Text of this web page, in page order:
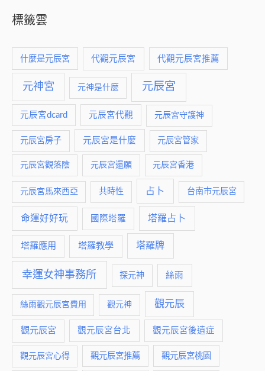
標籤雲
什麼是元辰宮 代觀元辰宮 代觀元辰宮推薦
元神宮 元神是什麼 元辰宮
元辰宮dcard 元辰宮代觀 元辰宮守護神
元辰宮房子 元辰宮是什麼 元辰宮管家
元辰宮觀落陰 元辰宮還願 元辰宮香港
元辰宮馬來西亞 共時性 占卜 台南市元辰宮
命運好好玩 國際塔羅 塔羅占卜
塔羅應用 塔羅教學 塔羅牌
幸運女神事務所 探元神 絲雨
絲雨觀元辰宮費用 觀元神 觀元辰
觀元辰宮 觀元辰宮台北 觀元辰宮後遺症
觀元辰宮心得 觀元辰宮推薦 觀元辰宮桃園